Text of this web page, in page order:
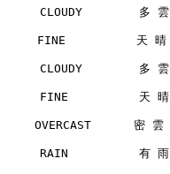
CLOUDY        多 雲
FINE          天 晴
CLOUDY        多 雲
FINE          天 晴
OVERCAST      密 雲
RAIN          有 雨